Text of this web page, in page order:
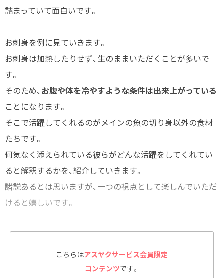
詰まっていて面白いです。
お刺身を例に見ていきます。
お刺身は加熱したりせず、生のままいただくことが多いで
す。
そのため、 お腹や体を冷やすような条件は出来上がっている
ことになります。
そこで活躍してくれるのがメインの魚の切り身以外の食材
たちです。
何気なく添えられている彼らがどんな活躍をしてくれてい
ると解釈するかを、紹介していきます。
諸説あるとは思いますが、一つの視点として楽しんでいただ
けると嬉しいです。
シソの葉こちらはアスヤクサービス会員限定
コンテンツです。